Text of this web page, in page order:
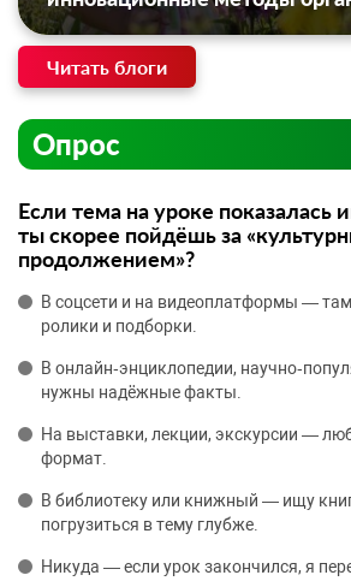
Читать блоги
Опрос
Если тема на уроке показалась
ты скорее пойдёшь за
продолжением»?
В соцсети и на видеоплатформы —
ролики и подборки.
В онлайн‑энциклопедии,
нужны надёжные факты.
На выставки, лекции, экскурсии —
формат.
В библиотеку или книжный — ищу
погрузиться в тему глубже.
Никуда — если урок закончился, я